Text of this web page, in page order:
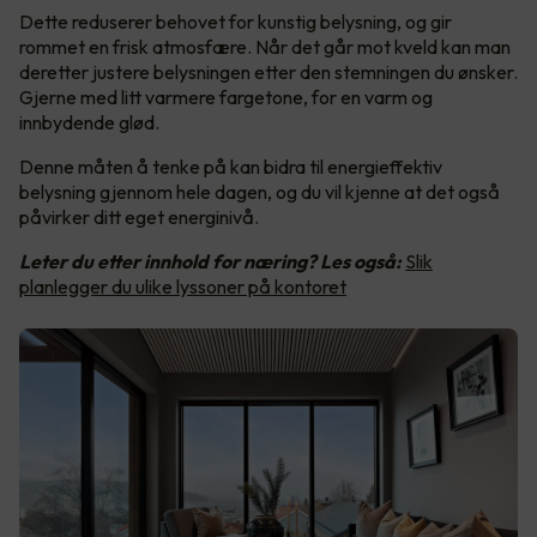
Dette reduserer behovet for kunstig belysning, og gir
rommet en frisk atmosfære. Når det går mot kveld kan man
deretter justere belysningen etter den stemningen du ønsker.
Gjerne med litt varmere fargetone, for en varm og
innbydende glød.
Denne måten å tenke på kan bidra til energieffektiv
belysning gjennom hele dagen, og du vil kjenne at det også
påvirker ditt eget energinivå.
Leter du etter innhold for næring? Les også: Slik
planlegger du ulike lyssoner på kontoret